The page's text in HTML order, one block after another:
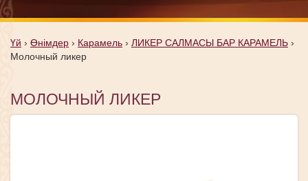
Үй › Өнімдер › Карамель › ЛИКЕР САЛМАСЫ БАР КАРАМЕЛЬ ›
Молочный ликер
МОЛОЧНЫЙ ЛИКЕР